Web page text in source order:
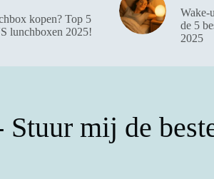
kopen? Top 5
lunchboxen 2025!
Wake-
de 5
2025
mij de